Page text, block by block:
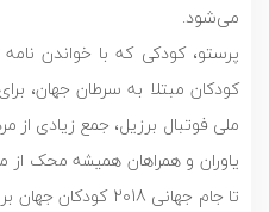
می‌شود.
پرستو، کودکی که با خواندن
کودکان مبتلا به سرطان جهان،
ملی فوتبال برزیل، جمع زیادی از
یاوران و همراهان همیشه محک از
تا جام جهانی 2018